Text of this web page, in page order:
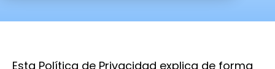
Esta Política de Privacidad explica de forma